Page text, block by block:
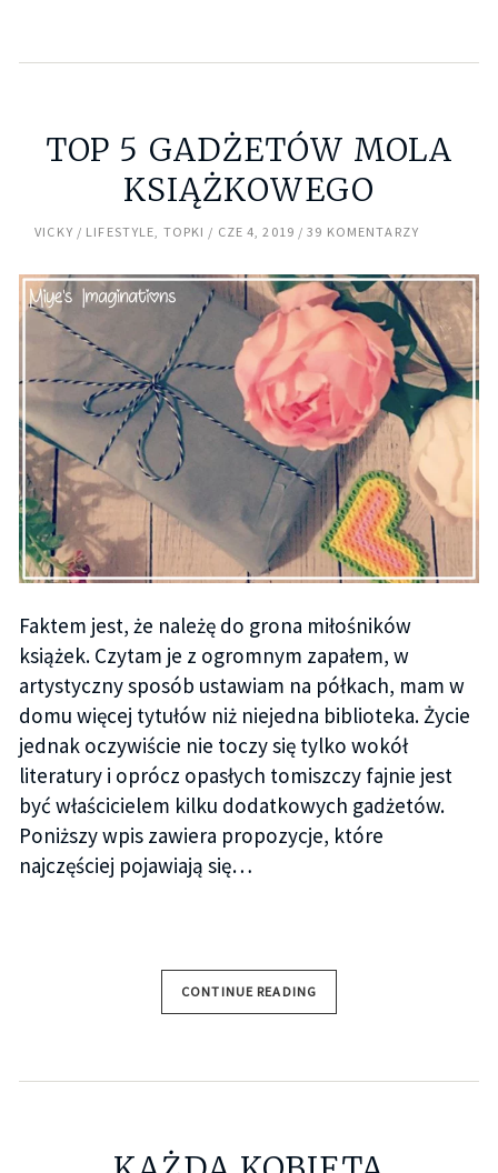
TOP 5 GADŻETÓW MOLA
KSIĄŻKOWEGO
VICKY LIFESTYLE TOPKI CZE 4, 2019 39 KOMENTARZY
Faktem jest, że należę do grona miłośników
książek. Czytam je z ogromnym zapałem, w
artystyczny sposób ustawiam na półkach, mam w
domu więcej tytułów niż niejedna biblioteka. Życie
jednak oczywiście nie toczy się tylko wokół
literatury i oprócz opasłych tomiszczy fajnie jest
być właścicielem kilku dodatkowych gadżetów.
Poniższy wpis zawiera propozycje, które
najczęściej pojawiają się…
CONTINUE READING